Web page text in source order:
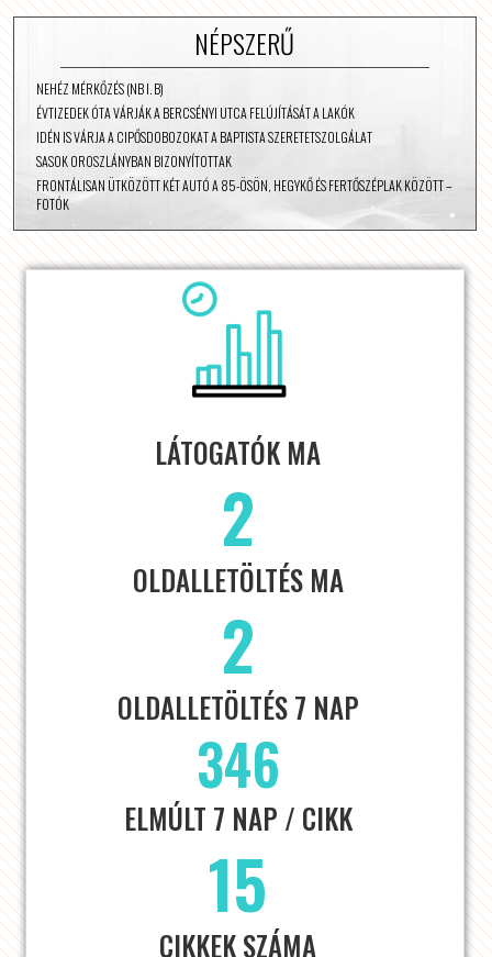
NÉPSZERŰ
NEHÉZ MÉRKŐZÉS (NB I. B)
ÉVTIZEDEK ÓTA VÁRJÁK A BERCSÉNYI UTCA FELÚJÍTÁSÁT A LAKÓK
IDÉN IS VÁRJA A CIPŐSDOBOZOKAT A BAPTISTA SZERETETSZOLGÁLAT
SASOK OROSZLÁNYBAN BIZONYÍTOTTAK
FRONTÁLISAN ÜTKÖZÖTT KÉT AUTÓ A 85-ÖSÖN, HEGYKŐ ÉS FERTŐSZÉPLAK KÖZÖTT –
FOTÓK
LÁTOGATÓK MA
2
OLDALLETÖLTÉS MA
2
OLDALLETÖLTÉS 7 NAP
346
ELMÚLT 7 NAP / CIKK
15
CIKKEK SZÁMA